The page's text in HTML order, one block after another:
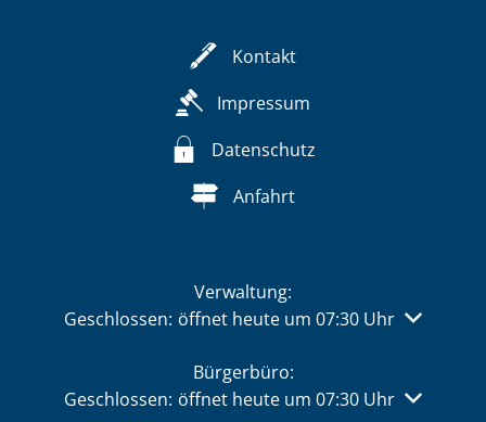
Kontakt
Impressum
Datenschutz
Anfahrt
Verwaltung:
Klicken, um weitere Öffnungs- oder Schließzeiten
Geschlossen: öffnet heute um 07:30 Uhr
Bürgerbüro:
Klicken, um weitere Öffnungs- oder Schließzeiten
Geschlossen: öffnet heute um 07:30 Uhr